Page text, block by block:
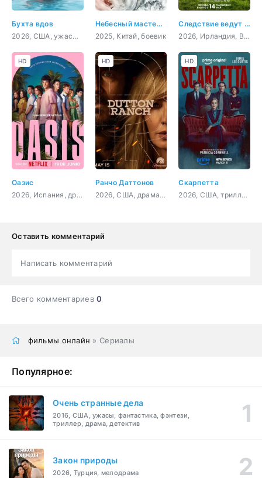
Бухта вдов
2026, США, ужасы, драма, комедия
Небесный мастер: Загробный мир
2025, Китай, боевик
Следствие ведут овечки
2026, Ирландия, Великобритания, США, детектив, комедия, фэнтези
Оазис
2026, Испания, драма, криминал, детектив
HD
Ранчо Даттонов
2026, США, драма, вестерн
HD
Скарпетта
2026, США, триллер, драма, криминал, детектив
HD
Оставить комментарий
Написать комментарий
Всего комментариев0
фильмы онлайн » Сериалы
Популярное:
Очень странные дела
2016, США, ужасы, фантастика, фэнтези,
триллер, драма, детектив
Закон природы
2026, Турция, мелодрама